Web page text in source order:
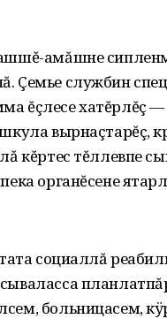
амăшне
Çемье службин
ĕçлесе хатĕрлĕç
вырнаçтарĕç,
кĕртес тĕллевпе
органĕсене
социаллă
больницасем,